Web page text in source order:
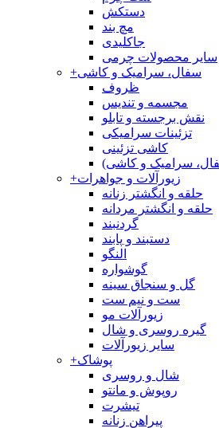
دستکش
مچ بند
جاکلیدی
سایر محصولات چرمی
+سفال، سرامیک و کاشی
ظروف
مجسمه و تندیس
نقش برجسته و تابلو
تزئینات سرامیکی
کاشی تزئینی
سرامیک و کاشی)
+زیورآلات و جواهرات
حلقه و انگشتر زنانه
حلقه و انگشتر مردانه
گردنبند
دستبند و پابند
النگو
گوشواره
گل و سنجاق سینه
ست و نیم ست
زیورآلات مو
گیره روسری و شال
سایر زیورآلات
+پوشاک
شال و روسری
روپوش و مانتو
تیشرت
پیراهن زنانه